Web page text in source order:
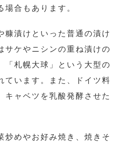
場合もあります。
糠漬けといった普通の漬け
サケやニシンの重ね漬けの
「札幌大球」という大型の
ています。また、ドイツ料
キャベツを乳酸発酵させた
炒めやお好み焼き、焼きそ